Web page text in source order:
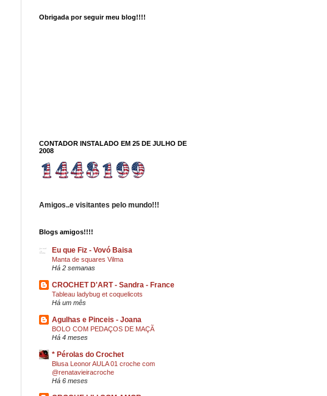
Obrigada por seguir meu blog!!!!
CONTADOR INSTALADO EM 25 DE JULHO DE
2008
Amigos..e visitantes pelo mundo!!!
Blogs amigos!!!!
Eu que Fiz - Vovó Baisa
Manta de squares Vilma
Há 2 semanas
CROCHET D'ART - Sandra - France
Tableau ladybug et coquelicots
Há um mês
Agulhas e Pinceis - Joana
BOLO COM PEDAÇOS DE MAÇÃ
Há 4 meses
* Pérolas do Crochet
Blusa Leonor AULA 01 croche com
@renatavieiracroche
Há 6 meses